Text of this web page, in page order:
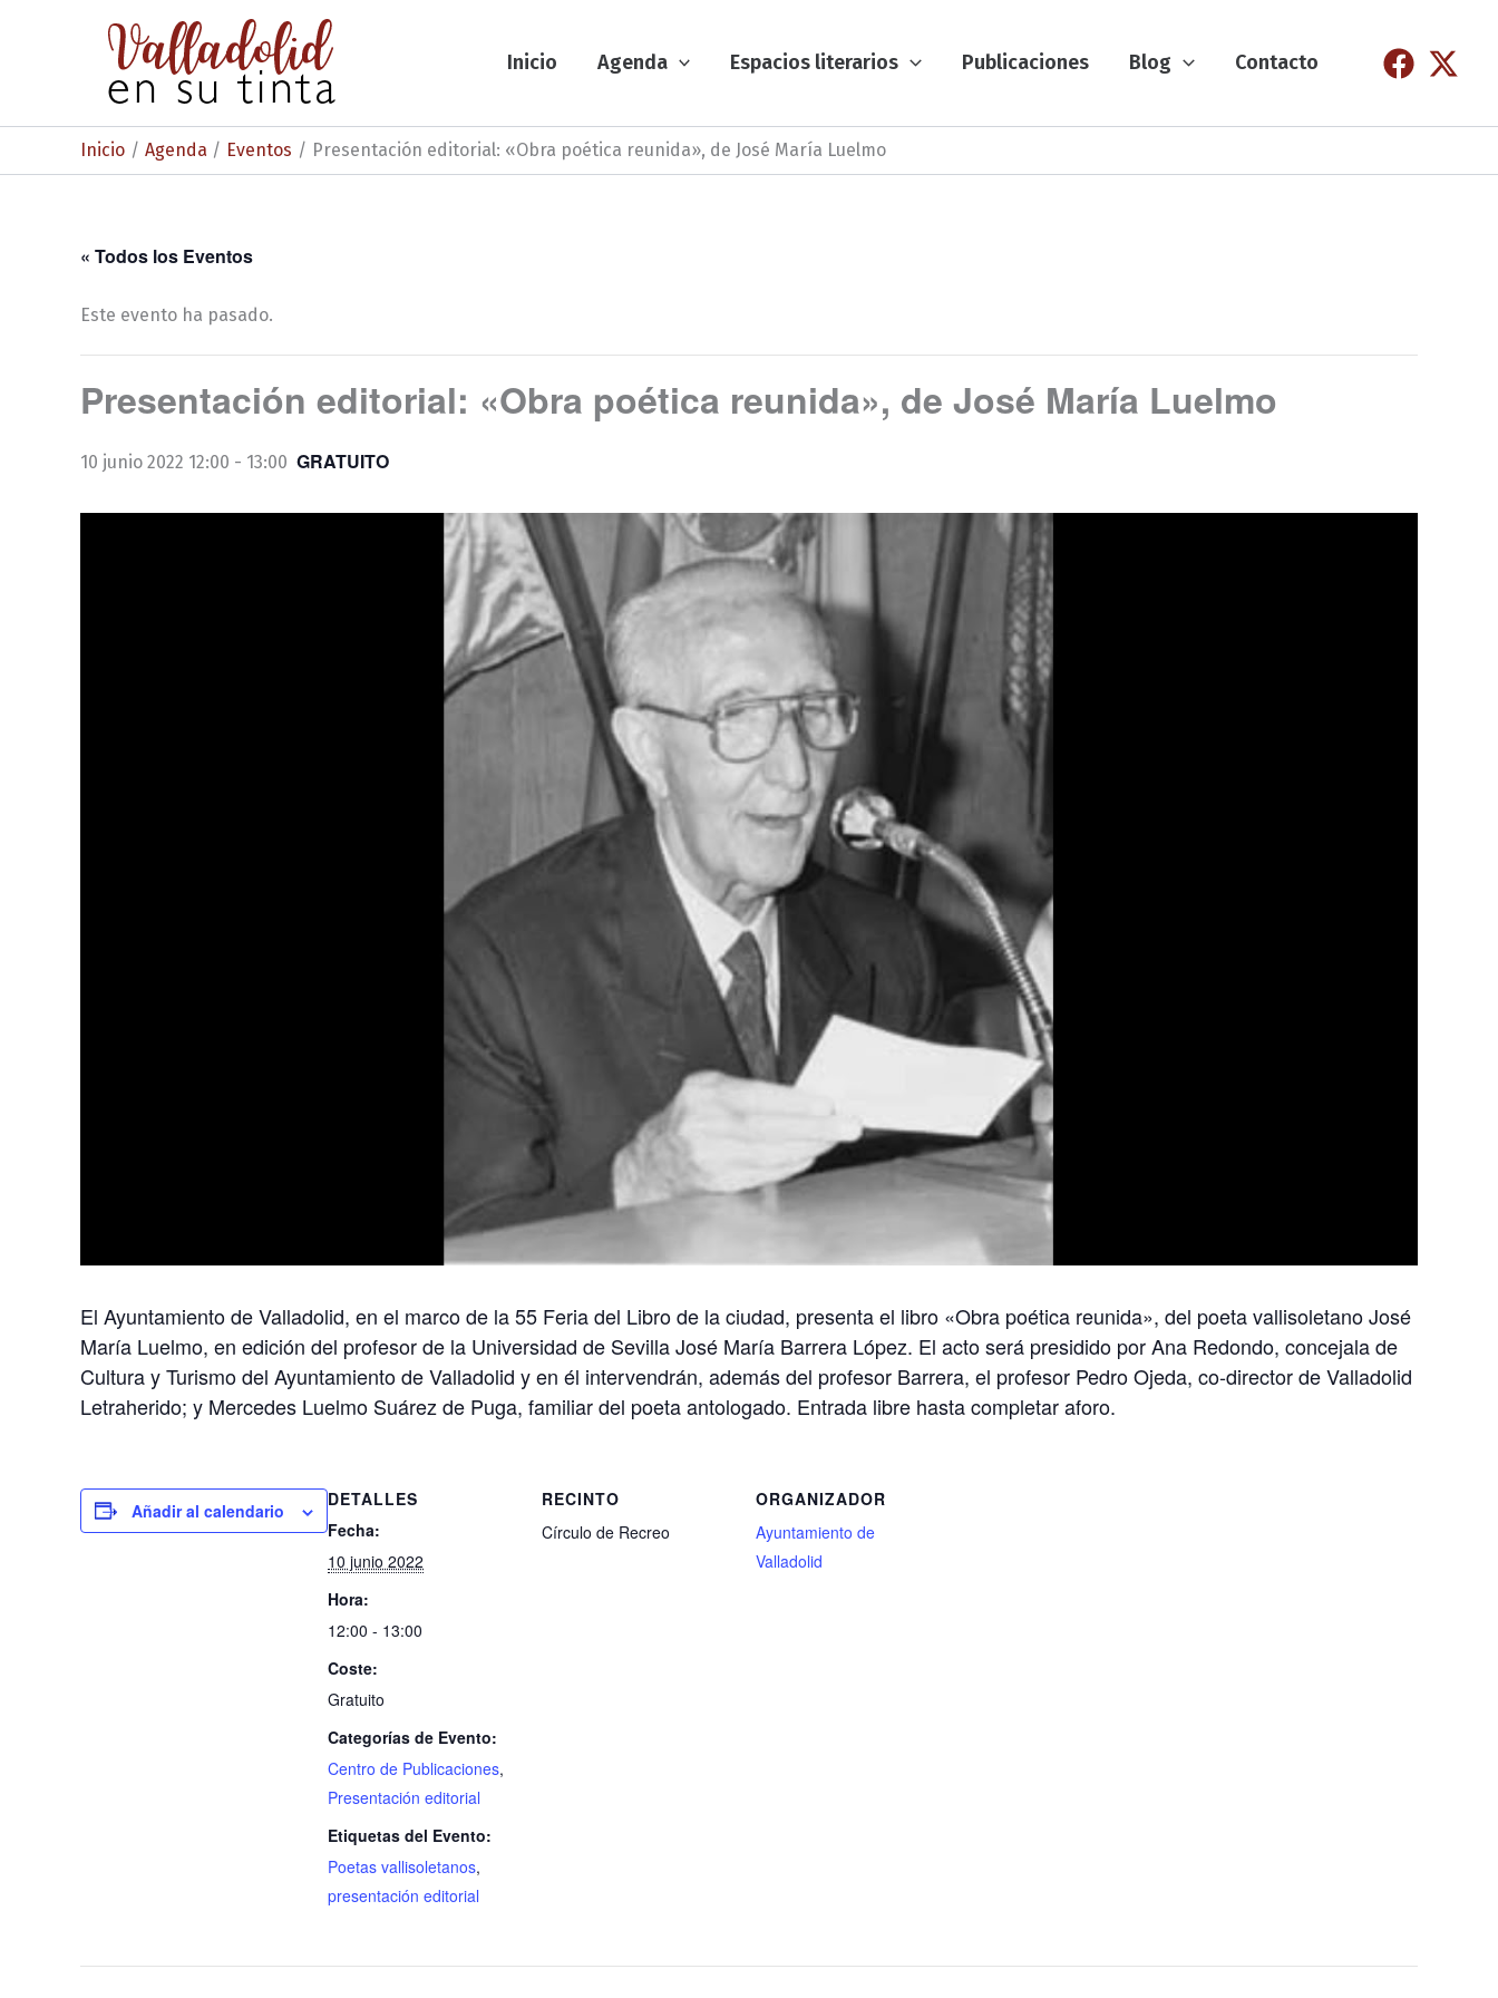
Inicio Agenda Espacios literarios Publicaciones Blog Contacto
Inicio Agenda Eventos Presentación editorial: «Obra poética reunida», de José María Luelmo
« Todos los Eventos
Este evento ha pasado.
Presentación editorial: «Obra poética reunida», de José María Luelmo
10 junio 2022 12:00 - 13:00 GRATUITO
El Ayuntamiento de Valladolid, en el marco de la 55 Feria del Libro de la ciudad, presenta el libro «Obra poética reunida», del poeta vallisoletano José
María Luelmo, en edición del profesor de la Universidad de Sevilla José María Barrera López. El acto será presidido por Ana Redondo, concejala de
Cultura y Turismo del Ayuntamiento de Valladolid y en él intervendrán, además del profesor Barrera, el profesor Pedro Ojeda, co-director de Valladolid
Letraherido; y Mercedes Luelmo Suárez de Puga, familiar del poeta antologado. Entrada libre hasta completar aforo.
Añadir al calendario
DETALLES
Fecha:
10 junio 2022
Hora:
12:00 - 13:00
Coste:
Gratuito
Categorías de Evento:
Centro de Publicaciones,
Presentación editorial
Etiquetas del Evento:
Poetas vallisoletanos,
presentación editorial
RECINTO
Círculo de Recreo
ORGANIZADOR
Ayuntamiento de
Valladolid